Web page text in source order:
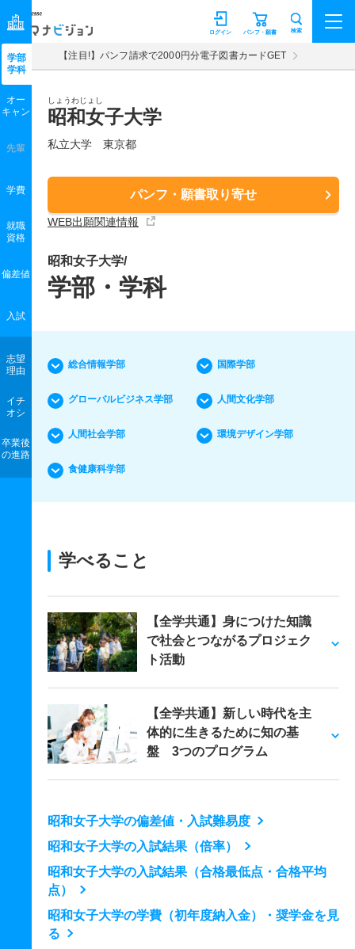
マナビジョン パンフ・願書
ログイン 検索
【注目!】パンフ請求で2000円分電子図書カードGET
しょうわじょし
昭和女子大学
私立大学 東京都
パンフ・願書取り寄せ
WEB出願関連情報
学部
学科
オー
キャン
先輩
学費
就職
資格
偏差値
入試
志望
理由
イチ
オシ
卒業後
の進路
昭和女子大学/
学部・学科
総合情報学部 国際学部
グローバルビジネス学部 人間文化学部
人間社会学部 環境デザイン学部
食健康科学部
学べること
【全学共通】身につけた知識
で社会とつながるプロジェク
ト活動
【全学共通】新しい時代を主
体的に生きるために知の基
盤 3つのプログラム
昭和女子大学の偏差値・入試難易度
昭和女子大学の入試結果（倍率）
昭和女子大学の入試結果（合格最低点・合格平均
点）
昭和女子大学の学費（初年度納入金）・奨学金を見
る